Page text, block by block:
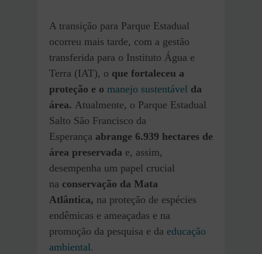
A transição para Parque Estadual
ocorreu mais tarde, com a gestão
transferida para o Instituto Água e
Terra (IAT), o que fortaleceu a
proteção e o manejo sustentável da
área. Atualmente, o Parque Estadual
Salto São Francisco da
Esperança abrange 6.939 hectares de
área preservada e, assim,
desempenha um papel crucial
na conservação da Mata
Atlântica, na proteção de espécies
endêmicas e ameaçadas e na
promoção da pesquisa e da educação
ambiental.